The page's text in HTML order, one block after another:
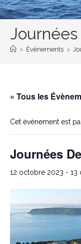
> Évènements >
« Tous les
Cet évènement est
Journées
12 octobre 2023 - 13